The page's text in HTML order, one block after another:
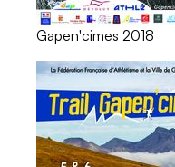
Gapen'cimes 2018